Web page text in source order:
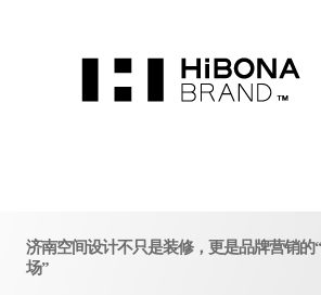
济南空间设计不只是装修，更是品牌营销的
场”